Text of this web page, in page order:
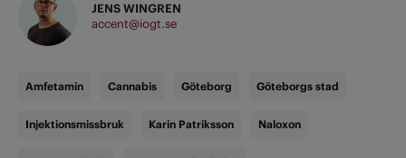
JENS WINGREN
accent@iogt.se
Amfetamin Cannabis Göteborg Göteborgs stad
Injektionsmissbruk Karin Patriksson Naloxon